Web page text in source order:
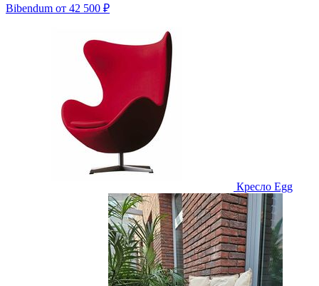
Bibendum от 42 500 ₽
Кресло Egg